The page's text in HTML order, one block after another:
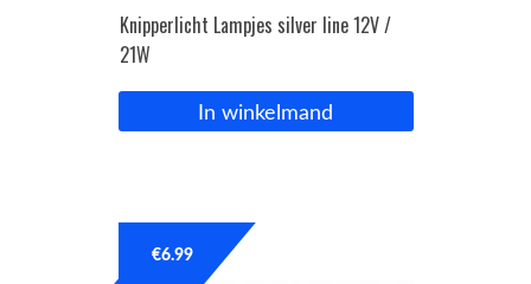
Knipperlicht Lampjes silver line 12V /
21W
In winkelmand
€6.99